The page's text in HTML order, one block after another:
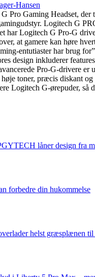
Hansen
Pro Gaming Headset,
Logitech G
har Logitech G Pro-G
at gamere kan høre
entutiaster har brug
design inkluderer
Pro-G-drivere
toner, præcis diskant
Logitech G-ørepuder,
låner design fra
forbedre din hukommelse
helst græsplænen til